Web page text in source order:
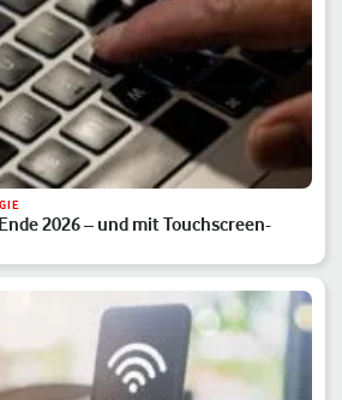
2026 – und mit Touchscreen-